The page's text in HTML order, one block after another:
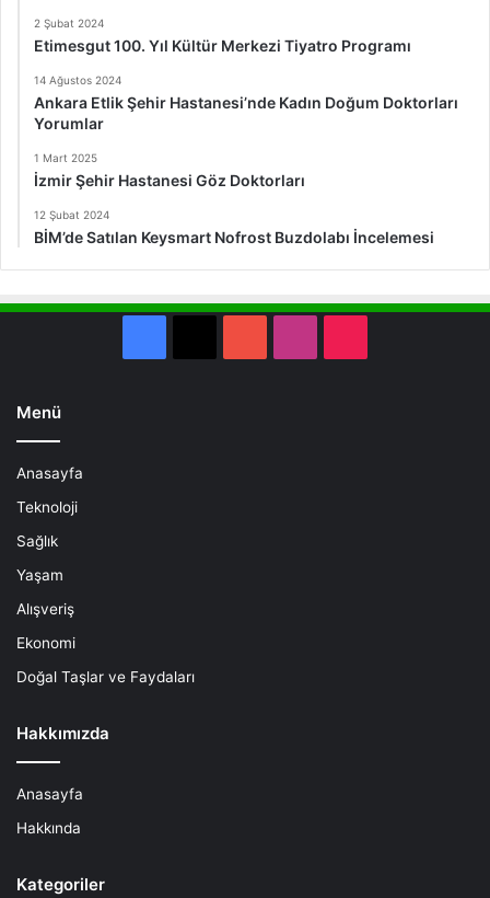
2 Şubat 2024
Etimesgut 100. Yıl Kültür Merkezi Tiyatro Programı
14 Ağustos 2024
Ankara Etlik Şehir Hastanesi’nde Kadın Doğum Doktorları
Yorumlar
1 Mart 2025
İzmir Şehir Hastanesi Göz Doktorları
12 Şubat 2024
BİM’de Satılan Keysmart Nofrost Buzdolabı İncelemesi
Menü
Anasayfa
Teknoloji
Sağlık
Yaşam
Alışveriş
Ekonomi
Doğal Taşlar ve Faydaları
Hakkımızda
Anasayfa
Hakkında
Kategoriler